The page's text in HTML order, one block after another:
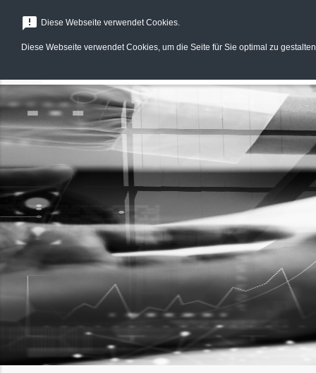
menuannouncement Diese Webseite verwendet Cookies.
Diese Webseite verwendet Cookies, um die Seite für Sie optimal zu